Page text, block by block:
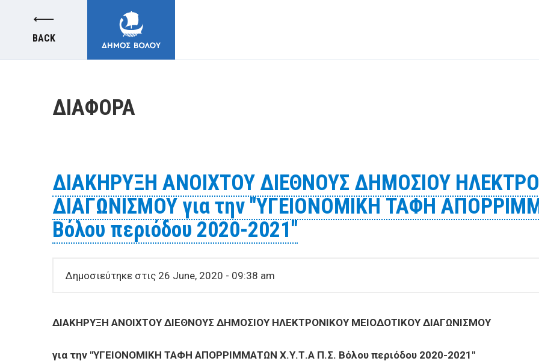
BACK
E-SERVICES
ΔΙΑΦΟΡΑ
ΔΙΑΚΗΡΥΞΗ ΑΝΟΙΧΤΟΥ ΔΙΕΘΝOYΣ ΔΗΜΟΣΙΟΥ
ΔΙΑΓΩΝΙΣΜΟΥ για την "ΥΓΕΙΟΝΟΜΙΚΗ ΤΑΦΗ
Βόλου περιόδου 2020-2021"
Δημοσιεύτηκε στις 26 June, 2020 - 09:38 am
ΔΙΑΚΗΡΥΞΗ ΑΝΟΙΧΤΟΥ ΔΙΕΘΝOYΣ ΔΗΜΟΣΙΟΥ ΗΛΕΚΤΡΟΝΙΚΟΥ ΜΕΙΟΔΟΤΙΚΟΥ ΔΙΑΓΩΝΙΣΜΟΥ
για την "ΥΓΕΙΟΝΟΜΙΚΗ ΤΑΦΗ ΑΠΟΡΡΙΜΜΑΤΩΝ Χ.Υ.Τ.Α Π.Σ. Βόλου περιόδου 2020-2021"